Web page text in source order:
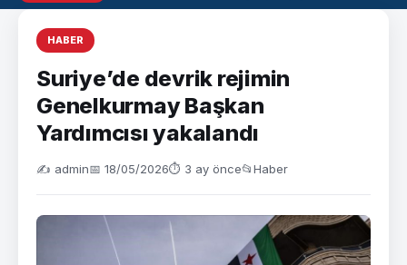
HABER
Suriye’de devrik rejimin
Genelkurmay Başkan
Yardımcısı yakalandı
✍️ admin📅 18/05/2026⏱ 3 ay önce📂Haber